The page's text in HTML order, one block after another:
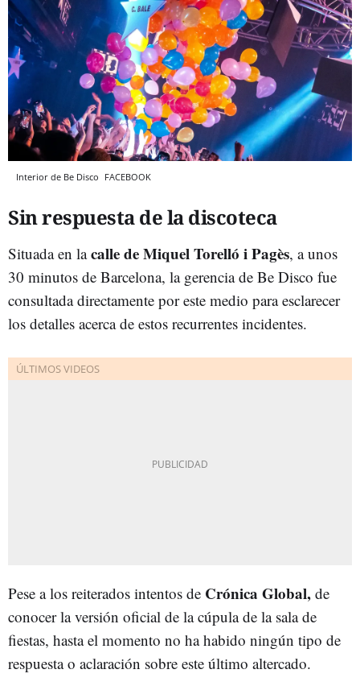
Interior de Be Disco FACEBOOK
Sin respuesta de la discoteca
Situada en lacalle de Miquel Torelló i Pagès, a unos
30 minutos de Barcelona, la gerencia de Be Disco fue
consultada directamente por este medio para esclarecer
los detalles acerca de estos recurrentes incidentes.
Pese a los reiterados intentos de Crónica Global, de
conocer la versión oficial de la cúpula de la sala de
fiestas, hasta el momento no ha habido ningún tipo de
respuesta o aclaración sobre este último altercado.